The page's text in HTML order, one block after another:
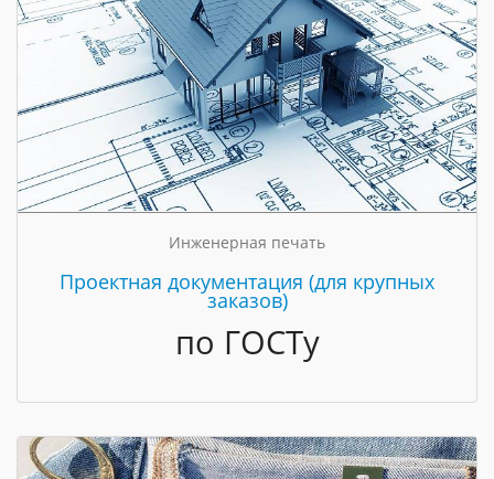
Инженерная печать
Проектная документация (для крупных
заказов)
по ГОСТу